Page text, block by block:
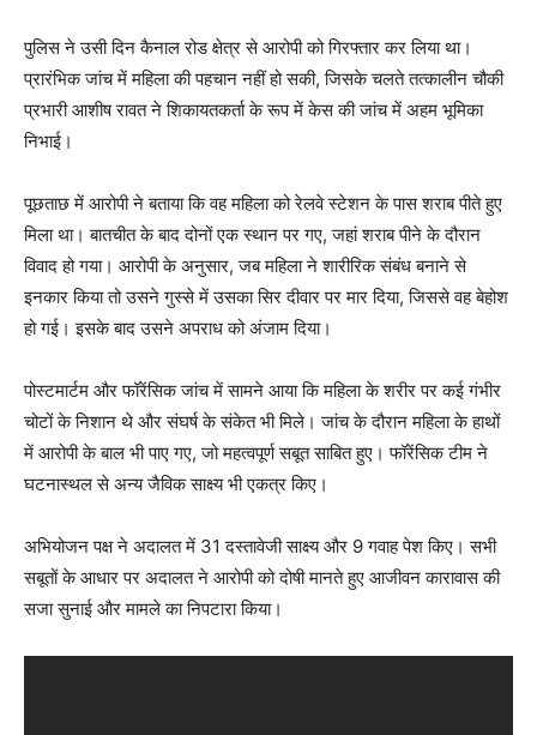
पुलिस ने उसी दिन कैनाल रोड क्षेत्र से आरोपी को गिरफ्तार कर लिया था।
प्रारंभिक जांच में महिला की पहचान नहीं हो सकी, जिसके चलते तत्कालीन चौकी
प्रभारी आशीष रावत ने शिकायतकर्ता के रूप में केस की जांच में अहम भूमिका
निभाई।
पूछताछ में आरोपी ने बताया कि वह महिला को रेलवे स्टेशन के पास शराब पीते हुए
मिला था। बातचीत के बाद दोनों एक स्थान पर गए, जहां शराब पीने के दौरान
विवाद हो गया। आरोपी के अनुसार, जब महिला ने शारीरिक संबंध बनाने से
इनकार किया तो उसने गुस्से में उसका सिर दीवार पर मार दिया, जिससे वह बेहोश
हो गई। इसके बाद उसने अपराध को अंजाम दिया।
पोस्टमार्टम और फॉरेंसिक जांच में सामने आया कि महिला के शरीर पर कई गंभीर
चोटों के निशान थे और संघर्ष के संकेत भी मिले। जांच के दौरान महिला के हाथों
में आरोपी के बाल भी पाए गए, जो महत्वपूर्ण सबूत साबित हुए। फॉरेंसिक टीम ने
घटनास्थल से अन्य जैविक साक्ष्य भी एकत्र किए।
अभियोजन पक्ष ने अदालत में 31 दस्तावेजी साक्ष्य और 9 गवाह पेश किए। सभी
सबूतों के आधार पर अदालत ने आरोपी को दोषी मानते हुए आजीवन कारावास की
सजा सुनाई और मामले का निपटारा किया।